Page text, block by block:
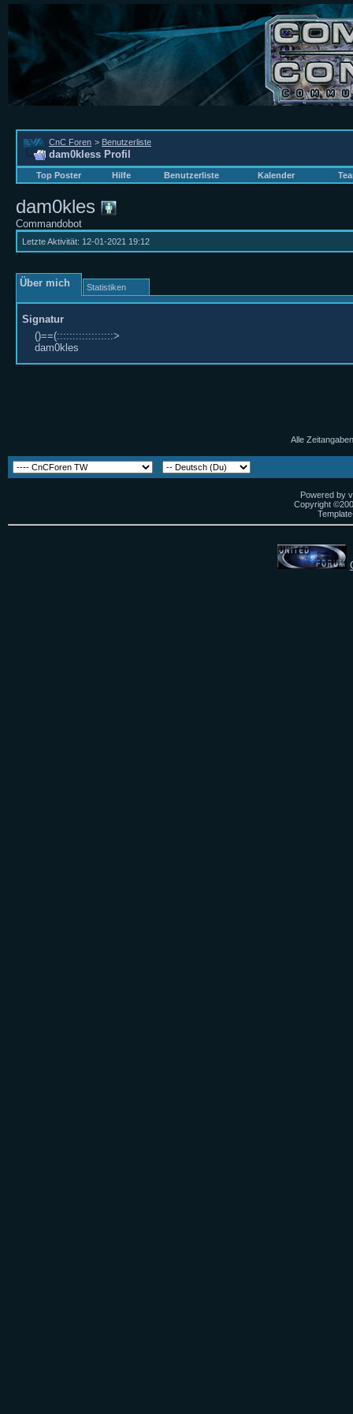
CnC Foren > Benutzerliste
dam0kless Profil
Top Poster Hilfe Benutzerliste Kalender
dam0kles
Commandobot
Letzte Aktivität: 12-01-2021 19:12
Über mich Statistiken
Signatur
()==(::::::::::::::::::>
dam0kles
Alle
Powered by
Copyright